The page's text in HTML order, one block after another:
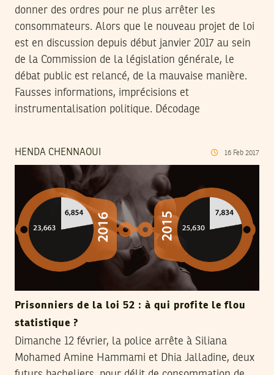
donner des ordres pour ne plus arrêter les
consommateurs. Alors que le nouveau projet de loi
est en discussion depuis début janvier 2017 au sein
de la Commission de la législation générale, le
débat public est relancé, de la mauvaise manière.
Fausses informations, imprécisions et
instrumentalisation politique. Décodage
HENDA CHENNAOUI 16 Feb 2017
Prisonniers de la loi 52 : à qui profite le flou
statistique ?
Dimanche 12 février, la police arrête à Siliana
Mohamed Amine Hammami et Dhia Jalladine, deux